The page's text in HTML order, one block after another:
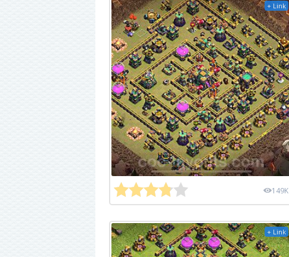
+ Link
149K
+ Link